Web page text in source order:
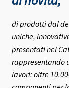
di prodotti dal
uniche,
presentati nel
rappresentando
lavori: oltre